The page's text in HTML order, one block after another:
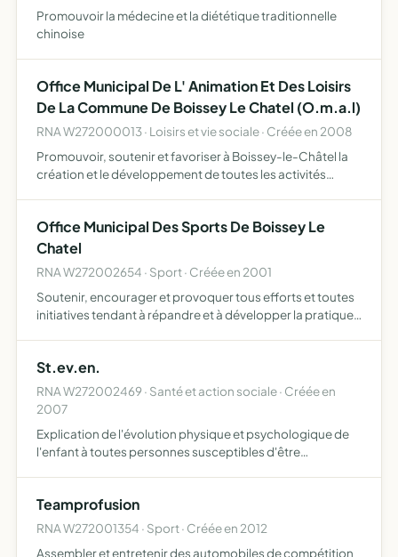
Promouvoir la médecine et la diététique traditionnelle
chinoise
Office Municipal De L' Animation Et Des Loisirs
De La Commune De Boissey Le Chatel (O.m.a.l)
RNA W272000013 · Loisirs et vie sociale · Créée en 2008
Promouvoir, soutenir et favoriser à Boissey-le-Châtel la
création et le développement de toutes les activités
Office Municipal Des Sports De Boissey Le
Chatel
RNA W272002654 · Sport · Créée en 2001
Soutenir, encourager et provoquer tous efforts et toutes
initiatives tendant à répandre et à développer la pratique
St.ev.en.
RNA W272002469 · Santé et action sociale · Créée en
2007
Explication de l'évolution physique et psychologique de
l'enfant à toutes personnes susceptibles d'être
Teamprofusion
RNA W272001354 · Sport · Créée en 2012
Assembler et entretenir des automobiles de compétition